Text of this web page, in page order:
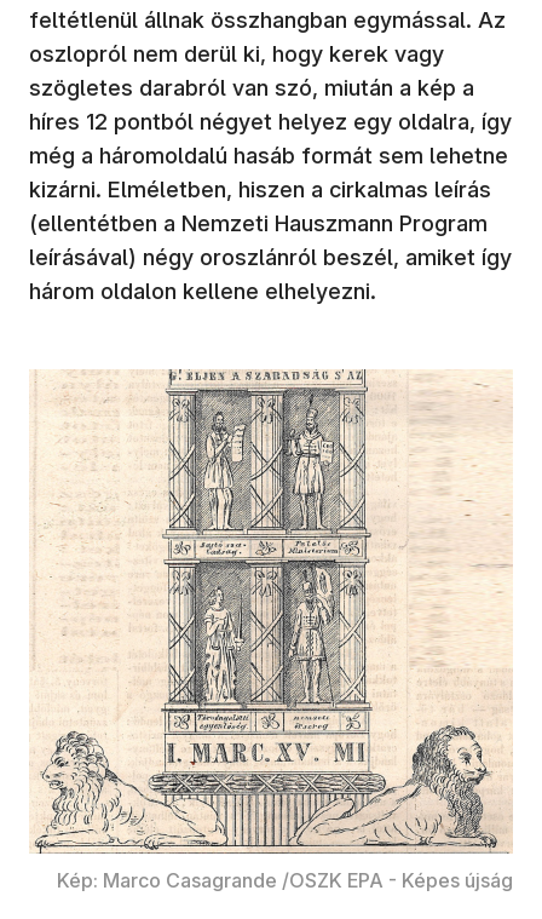
feltétlenül állnak összhangban egymással. Az
oszlopról nem derül ki, hogy kerek vagy
szögletes darabról van szó, miután a kép a
híres 12 pontból négyet helyez egy oldalra, így
még a háromoldalú hasáb formát sem lehetne
kizárni. Elméletben, hiszen a cirkalmas leírás
(ellentétben a Nemzeti Hauszmann Program
leírásával) négy oroszlánról beszél, amiket így
három oldalon kellene elhelyezni.
Kép: Marco Casagrande /OSZK EPA - Képes újság